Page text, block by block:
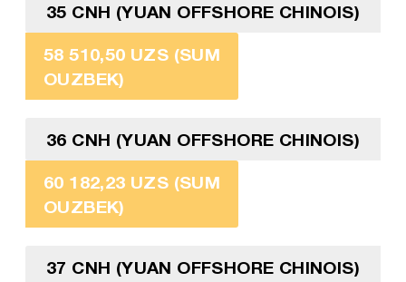
35 CNH (YUAN OFFSHORE CHINOIS)
58 510,50 UZS (SUM
OUZBEK)
36 CNH (YUAN OFFSHORE CHINOIS)
60 182,23 UZS (SUM
OUZBEK)
37 CNH (YUAN OFFSHORE CHINOIS)